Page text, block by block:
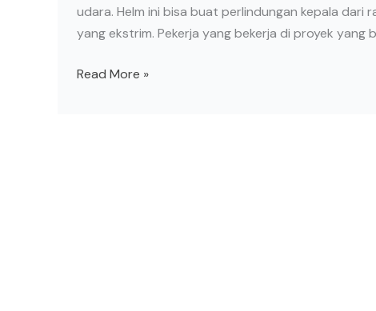
udara. Helm ini bisa buat perlindungan kepala dari
yang ekstrim. Pekerja yang bekerja di proyek yang
Read More »